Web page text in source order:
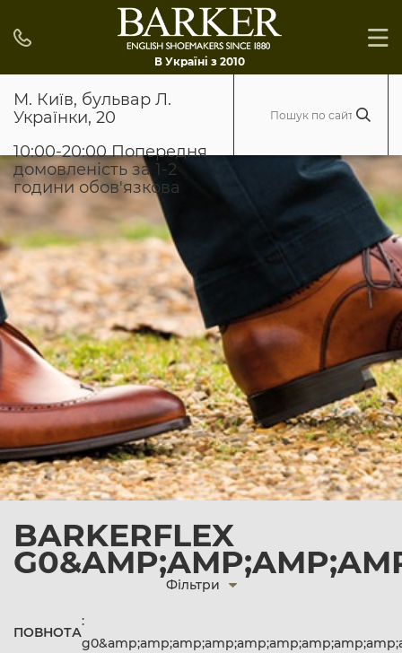
В Україні з 2010
М. Київ, бульвар Л.
Українки, 20
10:00-20:00 Попередня
домовленість за 1-2
години обов'язкова
BARKERFLEX
Фільтри
ПОВНОТА
: